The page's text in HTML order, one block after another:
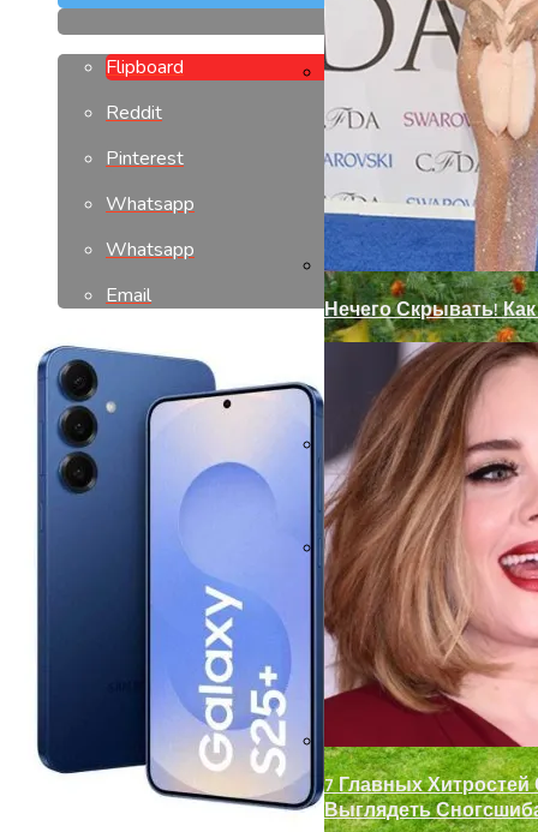
Установка Доборов
Замки С Ручкой Для
Современный
Декор Для Участка
Нечего Скрывать!
7 Главных
Выглядеть
Flipboard
Reddit
Pinterest
Whatsapp
Whatsapp
Email